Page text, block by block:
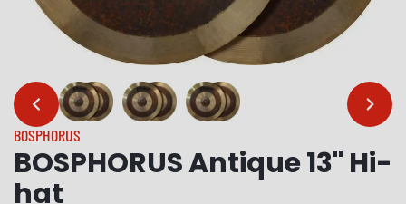
… …
BOSPHORUS
BOSPHORUS Antique 13" Hi-
hat